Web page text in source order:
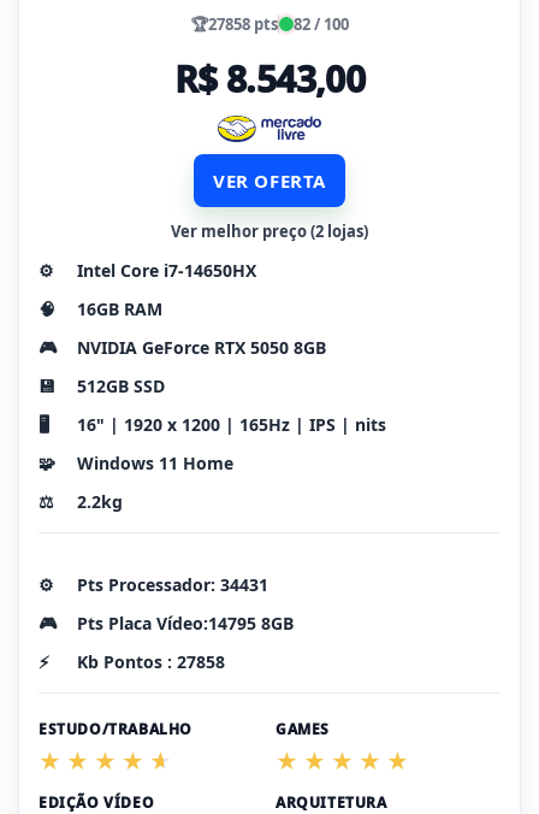
🏆27858 pts 82 / 100
R$ 8.543,00
VER OFERTA
Ver melhor preço (2 lojas)
⚙️
Intel Core i7-14650HX
🧠
16GB RAM
🎮
NVIDIA GeForce RTX 5050 8GB
💾
512GB SSD
🖥️
16" | 1920 x 1200 | 165Hz | IPS | nits
🧩
Windows 11 Home
⚖️
2.2kg
⚙️
Pts Processador: 34431
🎮
Pts Placa Vídeo:14795 8GB
⚡
Kb Pontos : 27858
ESTUDO/TRABALHO GAMES
EDIÇÃO VÍDEO ARQUITETURA